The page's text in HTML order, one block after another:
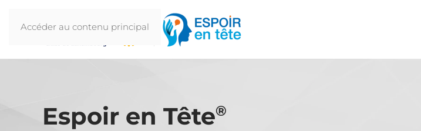
Accéder au contenu principal
Espoir en Tête®